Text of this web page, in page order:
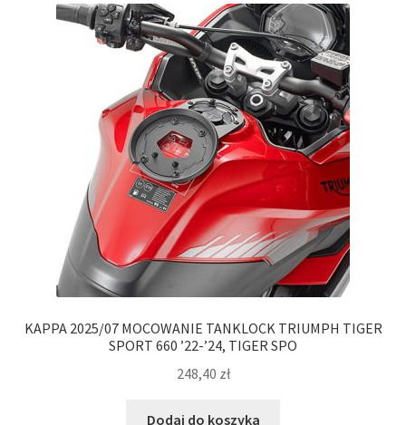
Polityka prywatności
KAPPA 2025/07 MOCOWANIE TANKLOCK TRIUMPH TIGER
SPORT 660 ’22-’24, TIGER SPO
248,40 zł
Dodaj do koszyka